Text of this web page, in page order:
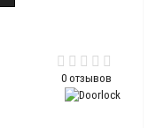
0 отзывов